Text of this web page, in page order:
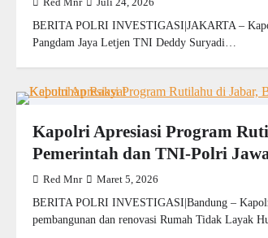
Red Mnr Juli 24, 2026
BERITA POLRI INVESTIGASI|JAKARTA –
Pangdam Jaya Letjen TNI Deddy Suryadi…
Kapolri Apresiasi Program
Pemerintah dan TNI-Polri
Red Mnr Maret 5, 2026
BERITA POLRI INVESTIGASI|Bandung –
pembangunan dan renovasi Rumah Tidak Layak